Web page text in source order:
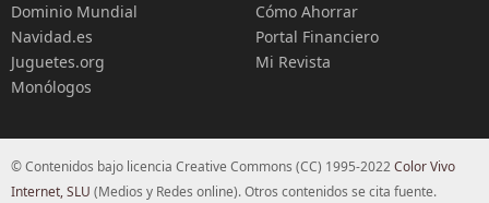
Dominio Mundial
Navidad.es
Juguetes.org
Monólogos
Cómo Ahorrar
Portal Financiero
Mi Revista
© Contenidos bajo licencia Creative Commons (CC) 1995-2022Color Vivo
Internet, SLU (Medios y Redes online). Otros contenidos se cita fuente.